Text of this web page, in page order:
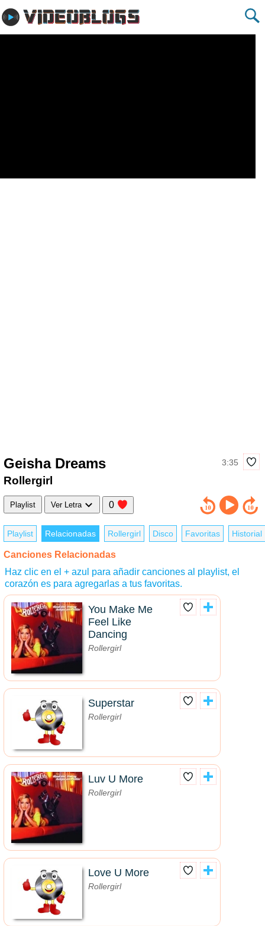
Geisha Dreams 3:35
Rollergirl
Playlist Ver Letra 0
Playlist Relacionadas Rollergirl Disco Favoritas Historial
Canciones Relacionadas
Haz clic en el + azul para añadir canciones al playlist, el
corazón es para agregarlas a tus favoritas.
You Make Me
Feel Like
Dancing
Rollergirl
Superstar
Rollergirl
Luv U More
Rollergirl
Love U More
Rollergirl